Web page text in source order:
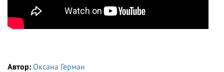
Автор: Оксана Герман